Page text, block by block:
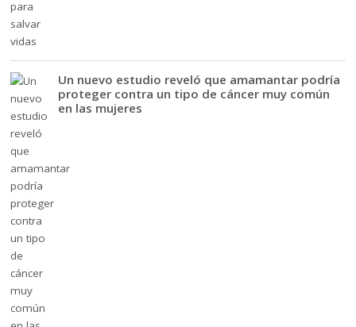
Un nuevo estudio reveló que amamantar podría
proteger contra un tipo de cáncer muy común
en las mujeres